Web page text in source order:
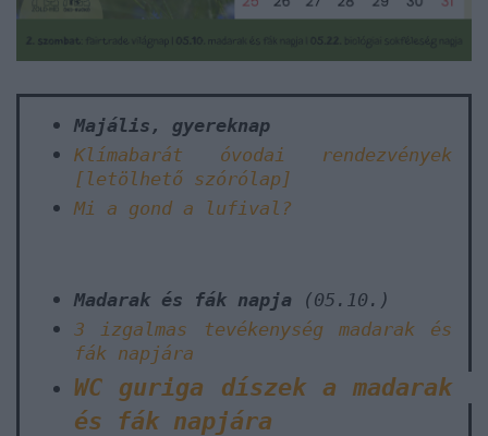
Majális, gyereknap
Klímabarát óvodai rendezvények
[letölhető szórólap]
Mi a gond a lufival?
Madarak és fák napja (05.10.)
3 izgalmas tevékenység madarak és
fák napjára
WC guriga díszek a madarak
és fák napjára